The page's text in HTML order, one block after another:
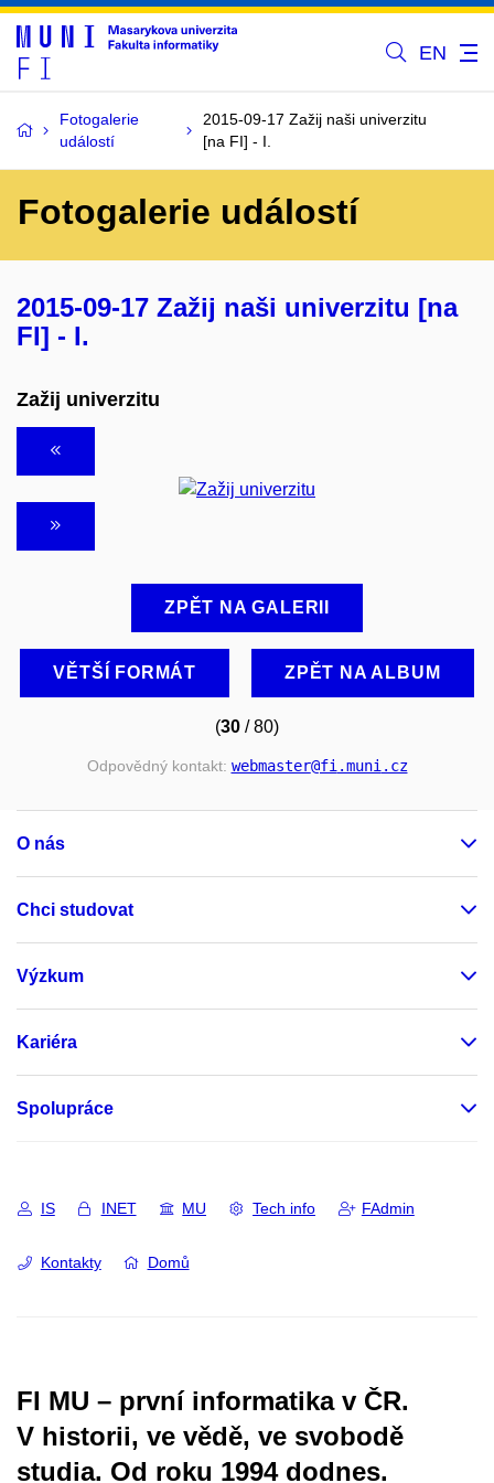
EN
Fotogalerie
událostí
2015-09-17 Zažij naši univerzitu
[na FI] - I.
Fotogalerie událostí
2015-09-17 Zažij naši univerzitu [na
FI] - I.
Zažij univerzitu
ZPĚT NA GALERII
VĚTŠÍ FORMÁT ZPĚT NA ALBUM
(30 / 80)
Odpovědný kontakt: webmaster@fi.muni.cz
O nás
Chci studovat
Výzkum
Kariéra
Spolupráce
IS INET MU Tech info FAdmin
Kontakty Domů
FI MU – první informatika v ČR.
V historii, ve vědě, ve svobodě
studia. Od roku 1994 dodnes.